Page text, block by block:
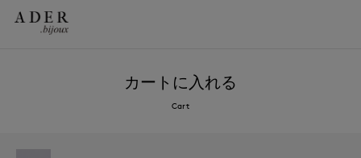
カートに入れる
Cart